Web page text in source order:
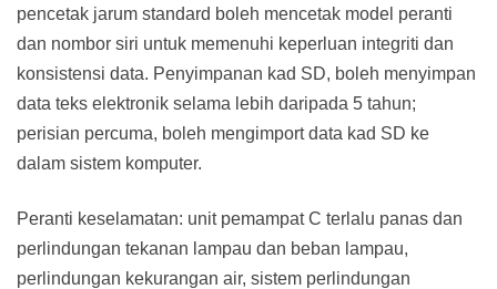
pencetak jarum standard boleh mencetak model peranti
dan nombor siri untuk memenuhi keperluan integriti dan
konsistensi data. Penyimpanan kad SD, boleh menyimpan
data teks elektronik selama lebih daripada 5 tahun;
perisian percuma, boleh mengimport data kad SD ke
dalam sistem komputer.
Peranti keselamatan: unit pemampat C terlalu panas dan
perlindungan tekanan lampau dan beban lampau,
perlindungan kekurangan air, sistem perlindungan